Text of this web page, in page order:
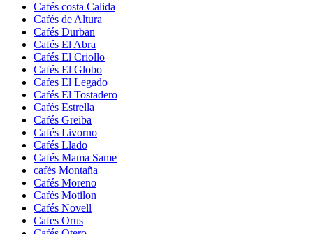
Cafés costa Calida
Cafés de Altura
Cafés Durban
Cafés El Abra
Cafés El Criollo
Cafés El Globo
Cafes El Legado
Cafés El Tostadero
Cafés Estrella
Cafés Greiba
Cafés Livorno
Cafés Llado
Cafés Mama Same
cafés Montaña
Cafés Moreno
Cafés Motilon
Cafés Novell
Cafes Orus